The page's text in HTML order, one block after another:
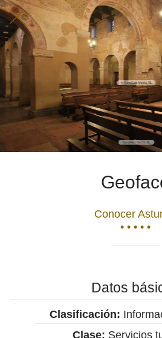
Conocer
• • • • •
Datos
Clasificación:
Clase: Servicios